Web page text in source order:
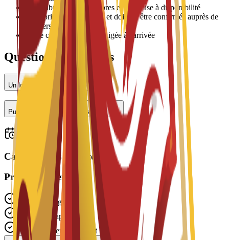
L'attribution des chambres est soumise à disponibilité
Les prix peuvent varier et doivent être confirmés auprès de
l'université
Une caution peut être exigée à l'arrivée
Questions fréquentes
Un logement est-il proposé ?
Puis-je travailler à temps partiel ?
Candidatures ouvertes
Prêt à postuler ?
Candidature gratuite
Traitement rapide
Accompagnement expert